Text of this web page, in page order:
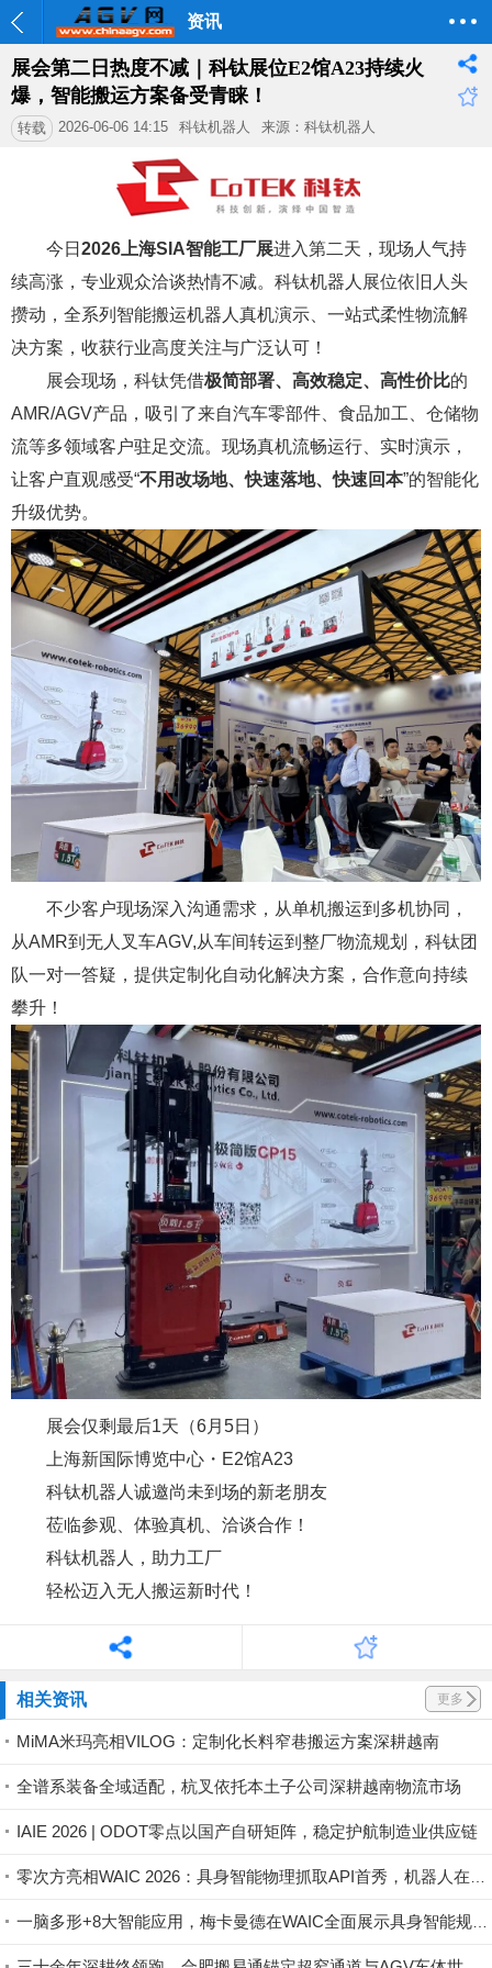
资讯
展会第二日热度不减｜科钛展位E2馆A23持续火
爆，智能搬运方案备受青睐！
转载 2026-06-06 14:15 科钛机器人 来源：科钛机器人
今日 2026上海SIA智能工厂展进入第二天，现场人气持
续高涨，专业观众洽谈热情不减。科钛机器人展位依旧人头
攒动，全系列智能搬运机器人真机演示、一站式柔性物流解
决方案，收获行业高度关注与广泛认可！
展会现场，科钛凭借极简部署、高效稳定、高性价比的
AMR/AGV产品，吸引了来自汽车零部件、食品加工、仓储物
流等多领域客户驻足交流。现场真机流畅运行、实时演示，
让客户直观感受“不用改场地、快速落地、快速回本”的智能化
升级优势。
不少客户现场深入沟通需求，从单机搬运到多机协同，
从AMR到无人叉车AGV,从车间转运到整厂物流规划，科钛团
队一对一答疑，提供定制化自动化解决方案，合作意向持续
攀升！
展会仅剩最后1天（6月5日）
上海新国际博览中心・E2馆A23
科钛机器人诚邀尚未到场的新老朋友
莅临参观、体验真机、洽谈合作！
科钛机器人，助力工厂
轻松迈入无人搬运新时代！
相关资讯 更多
MiMA米玛亮相VILOG：定制化长料窄巷搬运方案深耕越南
全谱系装备全域适配，杭叉依托本土子公司深耕越南物流市场
IAIE 2026 | ODOT零点以国产自研矩阵，稳定护航制造业供应链
零次方亮相WAIC 2026：具身智能物理抓取API首秀，机器人在真实世界持续进化
一脑多形+8大智能应用，梅卡曼德在WAIC全面展示具身智能规模化落地能力